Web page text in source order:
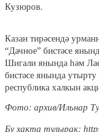
Кузюров.
Казан тирәсендә
“Дачное” бистәсе
Шигали янында һәм
бистәсе янында
республика халкын
Фото: архив/Ильнар
Бу хакта тулырак: